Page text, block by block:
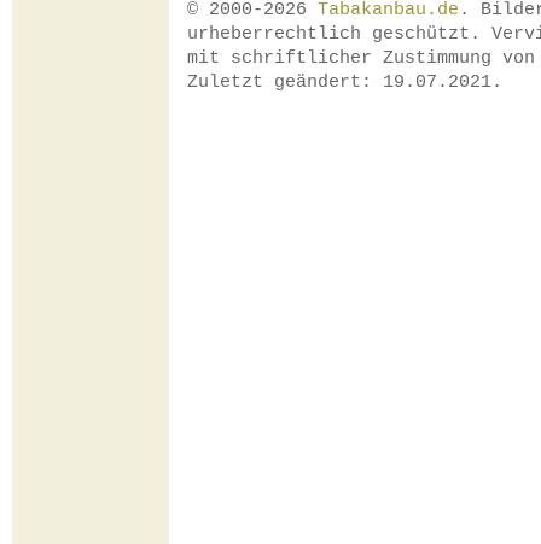
© 2000-2026 Tabakanbau.de .
urheberrechtlich geschützt.
mit schriftlicher Zustimmung
Zuletzt geändert: 19.07.2021.